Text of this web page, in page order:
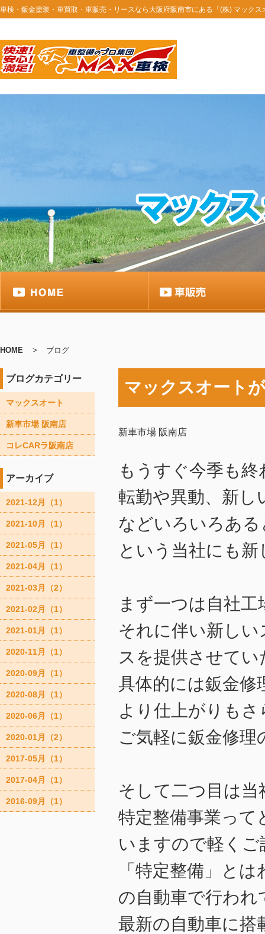
車検・鈑金塗装・車買取・車販売・リースなら大阪府阪南市にある「(株) マック
HOME > ブログ
マックスオート
新車市場 阪南店
もうすぐ今季も
転勤や異動、新し
などいろいろあ
という当社にも
まず一つは自社
それに伴い新し
スを提供させて
具体的には鈑金修
より仕上がりも
ご気軽に鈑金修
そして二つ目は
特定整備事業っ
いますので軽く
「特定整備」と
の自動車で行われ
最新の自動車に搭
ブログカテゴリー
マックスオート
新車市場 阪南店
コレCARラ阪南店
アーカイブ
2021-12月（1）
2021-10月（1）
2021-05月（1）
2021-04月（1）
2021-03月（2）
2021-02月（1）
2021-01月（1）
2020-11月（1）
2020-09月（1）
2020-08月（1）
2020-06月（1）
2020-01月（2）
2017-05月（1）
2017-04月（1）
2016-09月（1）